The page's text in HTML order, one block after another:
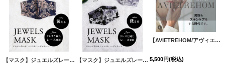
絞り込む
【マスク】ジュエルズレースマスク[OF08] [MSK001] 【マスク】ジュエルズレースマスク[OF08]
【AVIETREHOM/アヴィエトラオム】メンズ オールインワンフェイスパック/メンズパック[OF02C]
5,500円(税込)